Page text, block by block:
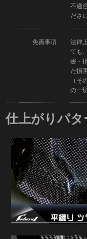
不適
ださ
免責事項
法律
ても
害・
た損
（そ
の一
仕上がりパタ